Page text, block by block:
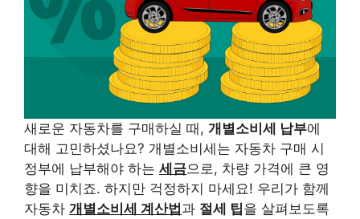
새로운 자동차를 구매하실 때, 개별소비세 납부에
대해 고민하셨나요? 개별소비세는 자동차 구매 시
정부에 납부해야 하는 세금으로, 차량 가격에 큰 영
향을 미치죠. 하지만 걱정하지 마세요! 우리가 함께
자동차 개별소비세 계산법과 절세 팁을 살펴보도록